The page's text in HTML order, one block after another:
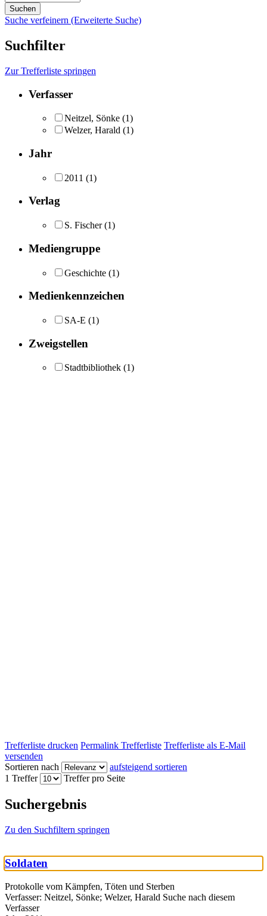
Suche verfeinern (Erweiterte Suche)
Suchfilter
Zur Trefferliste springen
Verfasser
Neitzel, Sönke (1)
Welzer, Harald (1)
Jahr
2011 (1)
Verlag
S. Fischer (1)
Mediengruppe
Geschichte (1)
Medienkennzeichen
SA-E (1)
Zweigstellen
Stadtbibliothek (1)
Trefferliste drucken Permalink Trefferliste Trefferliste als E-Mail
versenden
Sortieren nach
aufsteigend sortieren
1 Treffer
Treffer pro Seite
Suchergebnis
Zu den Suchfiltern springen
Soldaten
Protokolle vom Kämpfen, Töten und Sterben
Verfasser: Neitzel, Sönke; Welzer, Harald Suche nach diesem
Verfasser